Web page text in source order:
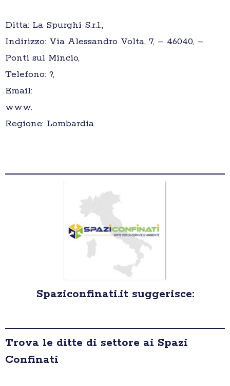
Ditta: La Spurghi S.r.l.,
Indirizzo: Via Alessandro Volta, 7, – 46040, –
Ponti sul Mincio,
Telefono: ?,
Email:
www.
Regione: Lombardia
Spaziconfinati.it suggerisce:
Trova le ditte di settore ai Spazi
Confinati